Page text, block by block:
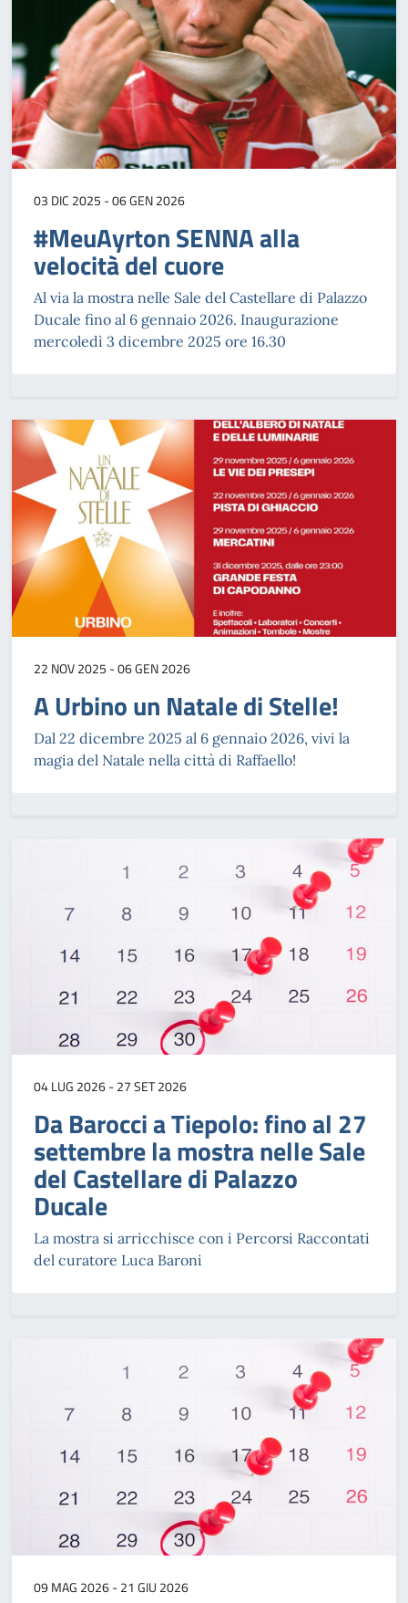
03 DIC 2025 - 06 GEN 2026
#MeuAyrton SENNA alla
velocità del cuore
Al via la mostra nelle Sale del Castellare di Palazzo
Ducale fino al 6 gennaio 2026. Inaugurazione
mercoledì 3 dicembre 2025 ore 16.30
22 NOV 2025 - 06 GEN 2026
A Urbino un Natale di Stelle!
Dal 22 dicembre 2025 al 6 gennaio 2026, vivi la
magia del Natale nella città di Raffaello!
04 LUG 2026 - 27 SET 2026
Da Barocci a Tiepolo: fino al 27
settembre la mostra nelle Sale
del Castellare di Palazzo
Ducale
La mostra si arricchisce con i Percorsi Raccontati
del curatore Luca Baroni
09 MAG 2026 - 21 GIU 2026